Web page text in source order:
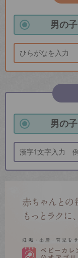
男の子
男の子